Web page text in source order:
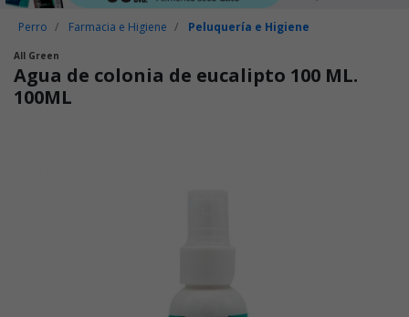
Perro Farmacia e Higiene Peluquería e Higiene
All Green
Agua de colonia de eucalipto 100 ML.
100ML